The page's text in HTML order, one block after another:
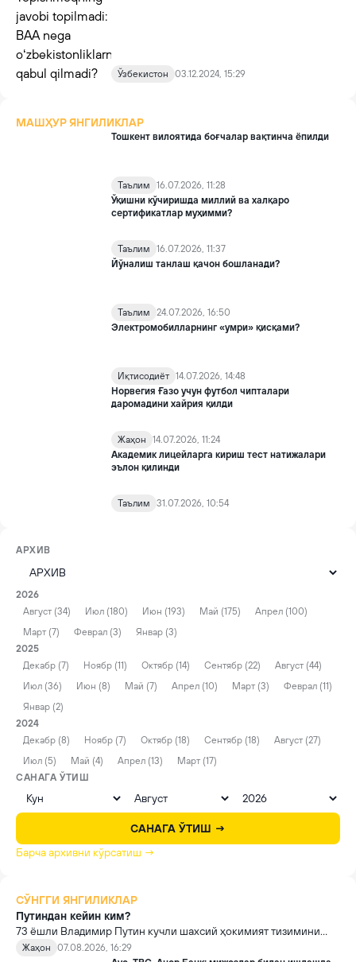
Ўзбекистон 03.12.2024, 15:29
МАШҲУР ЯНГИЛИКЛАР
Тошкент вилоятида боғчалар вақтинча ёпилди
Таълим
16.07.2026, 11:28
Ўқишни кўчиришда миллий ва халқаро
сертификатлар муҳимми?
Таълим
16.07.2026, 11:37
Йўналиш танлаш қачон бошланади?
Таълим
24.07.2026, 16:50
Электромобилларнинг «умри» қисқами?
Иқтисодиёт 14.07.2026, 14:48
Норвегия Ғазо учун футбол чипталари
даромадини хайрия қилди
Жаҳон
14.07.2026, 11:24
Академик лицейларга кириш тест натижалари
эълон қилинди
Таълим 31.07.2026, 10:54
АРХИВ
2026
Август (34)
Июл (180) Июн (193) Май (175)
Апрел (100)
Март (7)
Феврал (3)
Январ (3)
2025
Декабр (7)
Ноябр (11) Октябр (14) Сентябр (22)
Август (44)
Июл (36)
Июн (8) Май (7) Апрел (10) Март (3)
Феврал (11)
Январ (2)
2024
Декабр (8)
Ноябр (7) Октябр (18) Сентябр (18)
Август (27)
Июл (5)
Май (4) Апрел (13)
Март (17)
САНАГА ЎТИШ
САНАГА ЎТИШ →
Барча архивни кўрсатиш →
СЎНГГИ ЯНГИЛИКЛАР
Путиндан кейин ким?
73 ёшли Владимир Путин кучли шахсий ҳокимият тизимини
яратди, аммо ундан кейин ким келиши ва ҳокимиятни
Жаҳон
07.08.2026, 16:29